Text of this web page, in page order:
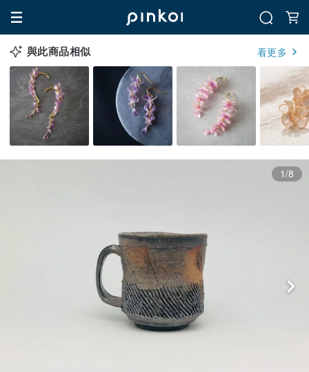
與此商品相似 看更多
1/8